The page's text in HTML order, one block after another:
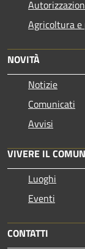
Agricoltura e
NOVITÀ
Notizie
Comunicati
Avvisi
VIVERE IL
Luoghi
Eventi
CONTATTI